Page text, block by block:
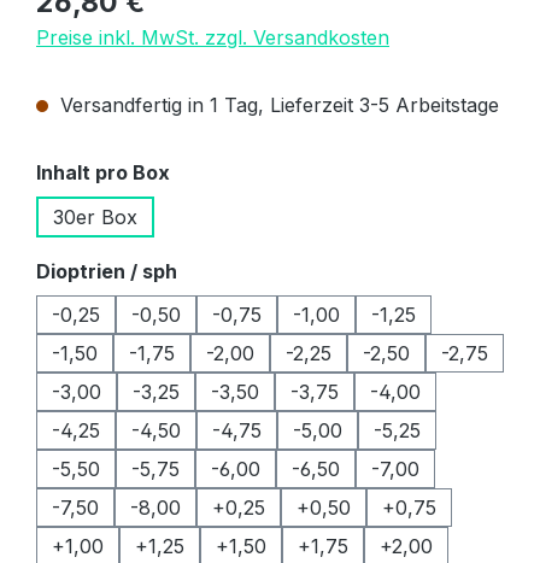
Preise inkl. MwSt. zzgl. Versandkosten
Versandfertig in 1 Tag, Lieferzeit 3-5 Arbeitstage
Inhalt pro Box
30er Box
Dioptrien / sph
-0,25
-0,50 -0,75 -1,00
-1,25
-1,50
-1,75 -2,00 -2,25 -2,50
-2,75
-3,00
-3,25 -3,50 -3,75
-4,00
-4,25
-4,50 -4,75 -5,00
-5,25
-5,50
-5,75 -6,00 -6,50
-7,00
-7,50
-8,00 +0,25 +0,50
+0,75
+1,00
+1,25 +1,50 +1,75
+2,00